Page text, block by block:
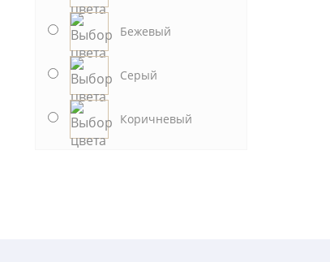
Бежевый
Серый
Коричневый